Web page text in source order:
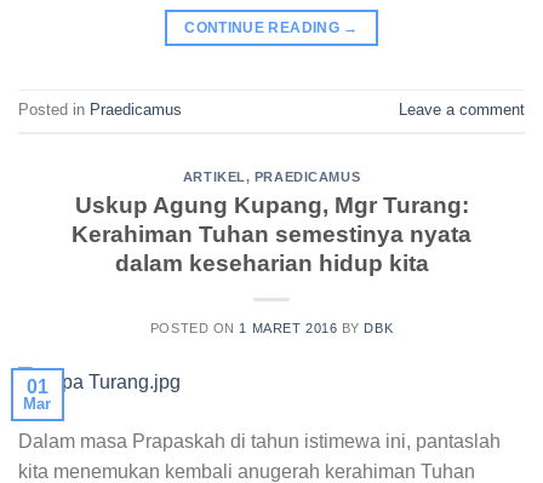
CONTINUE READING →
Posted in Praedicamus Leave a comment
ARTIKEL, PRAEDICAMUS
Uskup Agung Kupang, Mgr Turang:
Kerahiman Tuhan semestinya nyata
dalam keseharian hidup kita
POSTED ON 1 MARET 2016 BY DBK
01
Mar
Dalam masa Prapaskah di tahun istimewa ini, pantaslah
kita menemukan kembali anugerah kerahiman Tuhan